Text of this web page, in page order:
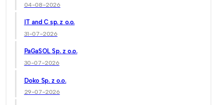
04-08-2026
IT and C sp. z o.o.
31-07-2026
PaGaSOL Sp. z o.o.
30-07-2026
Doko Sp. z o.o.
29-07-2026